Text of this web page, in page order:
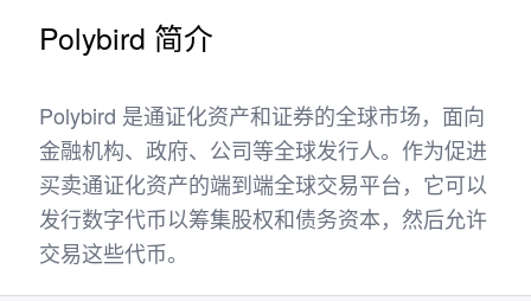
Polybird 简介
Polybird 是通证化资产和证券的全球市场，面向
金融机构、政府、公司等全球发行人。作为促进
买卖通证化资产的端到端全球交易平台，它可以
发行数字代币以筹集股权和债务资本，然后允许
交易这些代币。